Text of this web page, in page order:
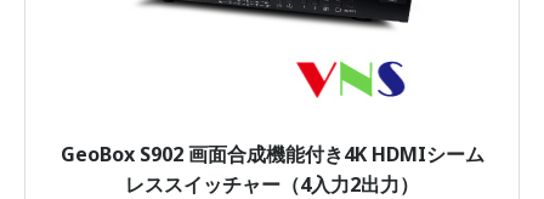
GeoBox S902 画面合成機能付き4K HDMIシーム
レススイッチャー（4入力2出力）